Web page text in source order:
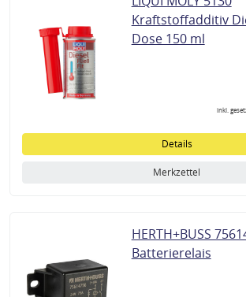
Kraftstoffadditiv
Dose 150 ml
inkl.
Details
Merkzettel
HERTH+BUSS
Batterierelais